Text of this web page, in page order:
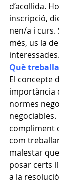
d’acollida.
inscripció,
nen/a i curs.
més, us la
interessades.
Què
El concepte
importància
normes
compliment
com
malestar
posar certs
a la